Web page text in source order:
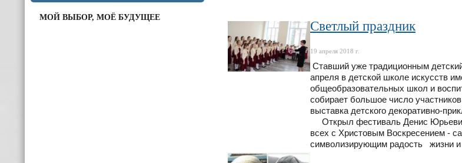
МОЙ ВЫБОР, МОЁ БУДУЩЕЕ
Светлый праздник
19 апреля 2018 г.
Ставший уже традиционным
апреля в детской школе искусств
общеобразовательных школ и
собирает большое число
выставка детского декоративно-
Открыл фестиваль Денис Юрьевич
всех с Христовым Воскресением -
символизирующим радость жизни и